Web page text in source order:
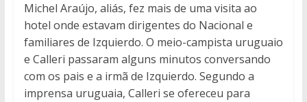
Michel Araújo, aliás, fez mais de uma visita ao
hotel onde estavam dirigentes do Nacional e
familiares de Izquierdo. O meio-campista uruguaio
e Calleri passaram alguns minutos conversando
com os pais e a irmã de Izquierdo. Segundo a
imprensa uruguaia, Calleri se ofereceu para